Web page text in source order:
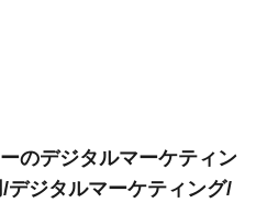
のデジタルマーケティン
デジタルマーケティング/